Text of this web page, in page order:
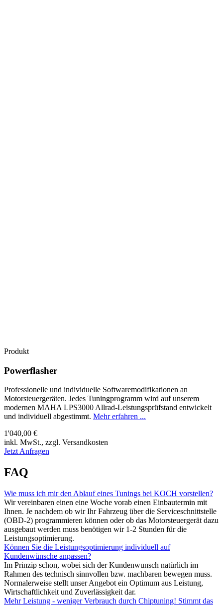
Produkt
Powerflasher
Professionelle und individuelle Softwaremodifikationen an
Motorsteuergeräten. Jedes Tuningprogramm wird auf unserem
modernen MAHA LPS3000 Allrad-Leistungsprüfstand entwickelt
und individuell abgestimmt. Mehr erfahren ...
1'040,00 €
inkl. MwSt., zzgl. Versandkosten
Jetzt Anfragen
FAQ
Wie muss ich mir den Ablauf eines Tunings bei KOCH vorstellen?
Wir vereinbaren einen eine Woche vorab einen Einbautermin mit
Ihnen. Je nachdem ob wir Ihr Fahrzeug über die Serviceschnittstelle
(OBD-2) programmieren können oder ob das Motorsteuergerät dazu
ausgebaut werden muss benötigen wir 1-2 Stunden für die
Leistungsoptimierung.
Können Sie die Leistungsoptimierung individuell auf
Kundenwünsche anpassen?
Im Prinzip schon, wobei sich der Kundenwunsch natürlich im
Rahmen des technisch sinnvollen bzw. machbaren bewegen muss.
Normalerweise stellt unser Angebot ein Optimum aus Leistung,
Wirtschaftlichkeit und Zuverlässigkeit dar.
Mehr Leistung - weniger Verbrauch durch Chiptuning! Stimmt das